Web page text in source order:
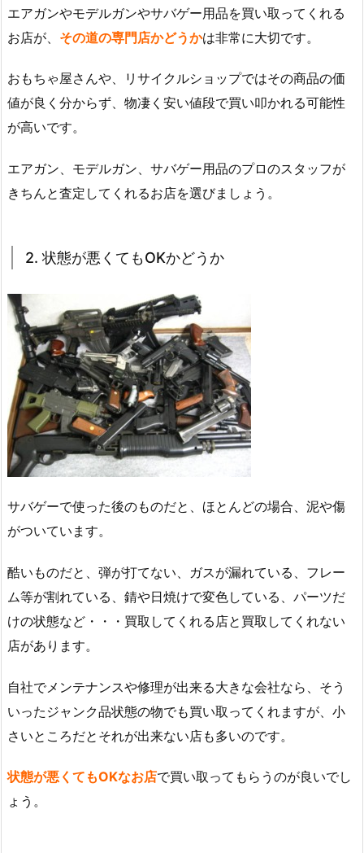
エアガンやモデルガンやサバゲー用品を買い取ってくれる
お店が、 その道の専門店かどうかは非常に大切です。
おもちゃ屋さんや、リサイクルショップではその商品の価
値が良く分からず、物凄く安い値段で買い叩かれる可能性
が高いです。
エアガン、モデルガン、サバゲー用品のプロのスタッフが
きちんと査定してくれるお店を選びましょう。
2. 状態が悪くてもOKかどうか
サバゲーで使った後のものだと、ほとんどの場合、泥や傷
がついています。
酷いものだと、弾が打てない、ガスが漏れている、フレー
ム等が割れている、錆や日焼けで変色している、パーツだ
けの状態など・・・買取してくれる店と買取してくれない
店があります。
自社でメンテナンスや修理が出来る大きな会社なら、そう
いったジャンク品状態の物でも買い取ってくれますが、小
さいところだとそれが出来ない店も多いのです。
状態が悪くてもOKなお店で買い取ってもらうのが良いでし
ょう。